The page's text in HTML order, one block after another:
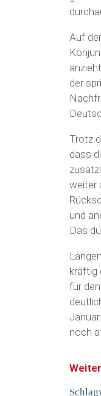
Auf
der
Trotz
dass
weiter
und
Das
kräftig
für
noch